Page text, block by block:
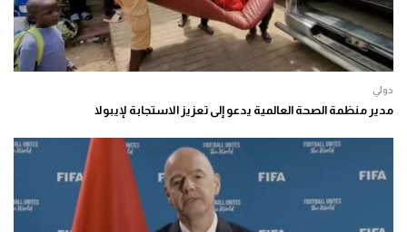
دولي
مدير منظمة الصحة العالمية يدعو إلى تعزيز الاستجابة لإيبولا